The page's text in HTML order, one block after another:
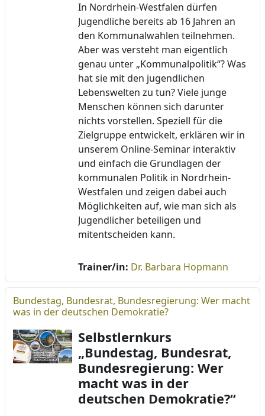
In Nordrhein-Westfalen dürfen
Jugendliche bereits ab 16 Jahren an
den Kommunalwahlen teilnehmen.
Aber was versteht man eigentlich
genau unter „Kommunalpolitik“? Was
hat sie mit den jugendlichen
Lebenswelten zu tun? Viele junge
Menschen können sich darunter
nichts vorstellen. Speziell für die
Zielgruppe entwickelt, erklären wir in
unserem Online-Seminar interaktiv
und einfach die Grundlagen der
kommunalen Politik in Nordrhein-
Westfalen und zeigen dabei auch
Möglichkeiten auf, wie man sich als
Jugendlicher beteiligen und
mitentscheiden kann.
Trainer/in: Dr. Barbara Hopmann
Bundestag, Bundesrat, Bundesregierung: Wer macht
was in der deutschen Demokratie?
Selbstlernkurs
„Bundestag, Bundesrat,
Bundesregierung: Wer
macht was in der
deutschen Demokratie?“